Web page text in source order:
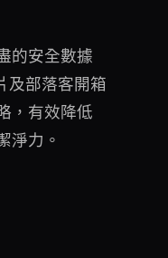
的安全數據
及部落客開箱
，有效降低
淨力。